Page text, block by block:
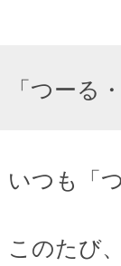
「つーる
いつも「
このたび